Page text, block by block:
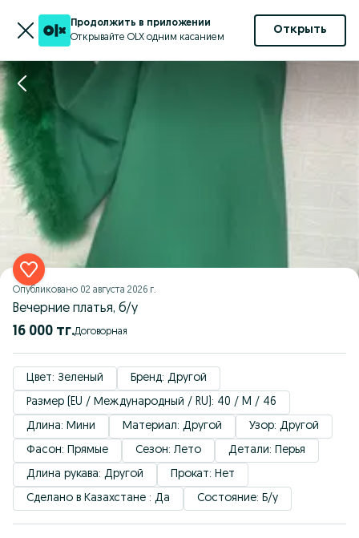
Продолжить в приложении
Открывайте OLX одним касанием
Открыть
Опубликовано 02 августа 2026 г.
Вечерние платья, б/у
16 000 тг. Договорная
Цвет: Зеленый
Бренд: Другой
Размер (EU / Международный / RU): 40 / M / 46
Длина: Мини
Материал: Другой
Узор: Другой
Фасон: Прямые
Сезон: Лето
Детали: Перья
Длина рукава: Другой
Прокат: Нет
Сделано в Казахстане : Да
Состояние: Б/у